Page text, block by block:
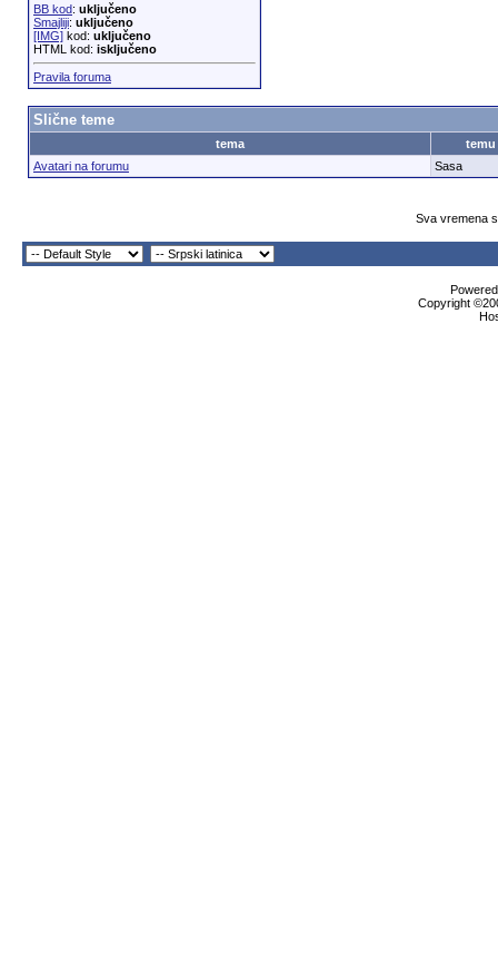
BB kod: uključeno
Smajliji: uključeno
[IMG]kod: uključeno
HTML kod: isključeno
Pravila foruma
Slične teme
tema
temu
Avatari na forumu
Sasa
Sva vremena
Copyright